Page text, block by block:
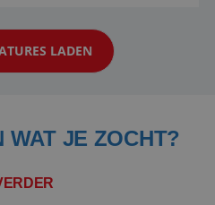
die droomreis te
LADEN
WAT JE ZOCHT?
Privacy Policy